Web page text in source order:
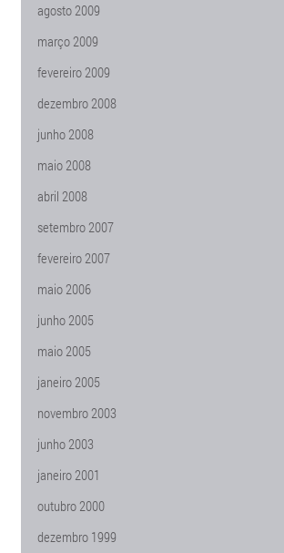
agosto 2009
março 2009
fevereiro 2009
dezembro 2008
junho 2008
maio 2008
abril 2008
setembro 2007
fevereiro 2007
maio 2006
junho 2005
maio 2005
janeiro 2005
novembro 2003
junho 2003
janeiro 2001
outubro 2000
dezembro 1999